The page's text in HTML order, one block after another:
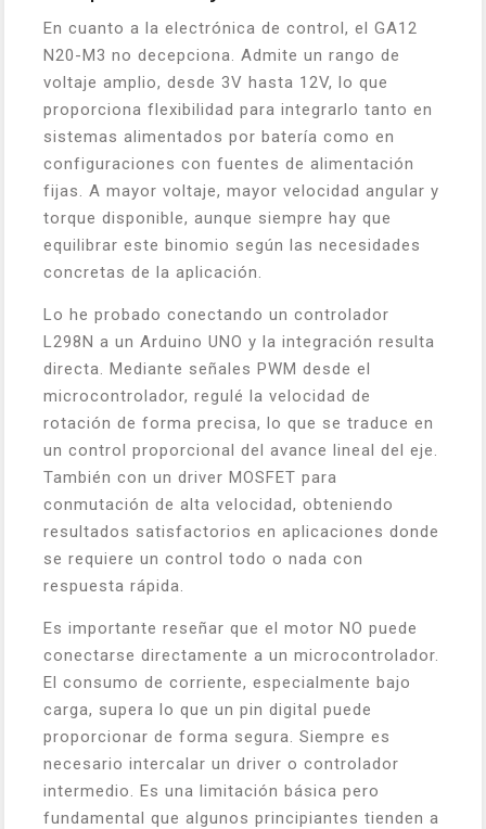
En cuanto a la electrónica de control, el GA12
N20-M3 no decepciona. Admite un rango de
voltaje amplio, desde 3V hasta 12V, lo que
proporciona flexibilidad para integrarlo tanto en
sistemas alimentados por batería como en
configuraciones con fuentes de alimentación
fijas. A mayor voltaje, mayor velocidad angular y
torque disponible, aunque siempre hay que
equilibrar este binomio según las necesidades
concretas de la aplicación.
Lo he probado conectando un controlador
L298N a un Arduino UNO y la integración resulta
directa. Mediante señales PWM desde el
microcontrolador, regulé la velocidad de
rotación de forma precisa, lo que se traduce en
un control proporcional del avance lineal del eje.
También con un driver MOSFET para
conmutación de alta velocidad, obteniendo
resultados satisfactorios en aplicaciones donde
se requiere un control todo o nada con
respuesta rápida.
Es importante reseñar que el motor NO puede
conectarse directamente a un microcontrolador.
El consumo de corriente, especialmente bajo
carga, supera lo que un pin digital puede
proporcionar de forma segura. Siempre es
necesario intercalar un driver o controlador
intermedio. Es una limitación básica pero
fundamental que algunos principiantes tienden a